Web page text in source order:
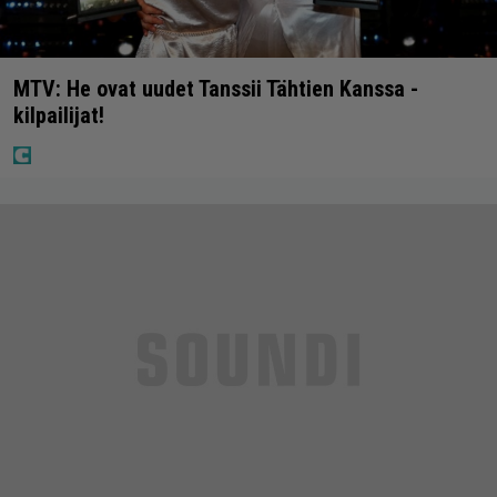
MTV: He ovat uudet Tanssii Tähtien Kanssa -
kilpailijat!